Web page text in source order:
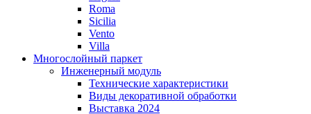
Roma
Sicilia
Vento
Villa
Многослойный паркет
Инженерный модуль
Технические характеристики
Виды декоративной обработки
Выставка 2024